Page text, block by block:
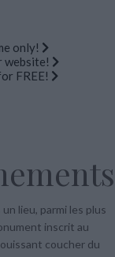
only!
website!
FREE!
lieu, parmi les plus
inscrit au
coucher du